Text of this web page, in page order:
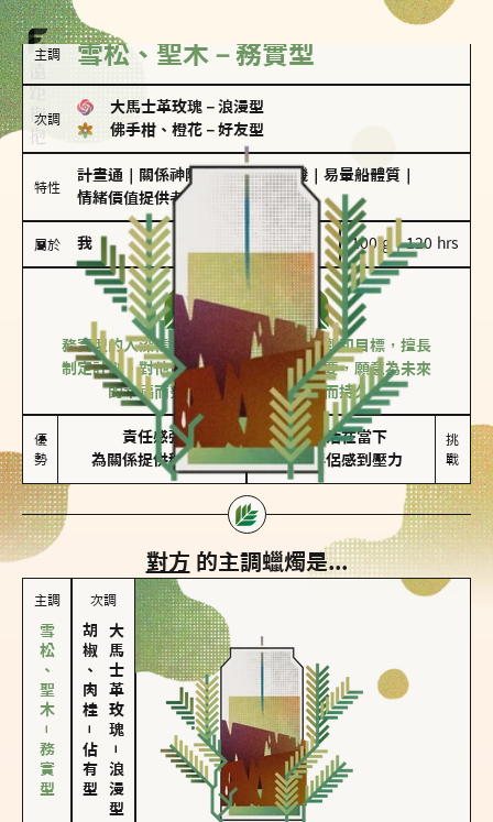
主調 雪松、聖木－務實型
次調
大馬士革玫瑰 － 浪漫型
佛手柑、橙花 － 好友型
特性
計畫通 關係神隊友 驚喜製造機 易暈船體質
情緒價值提供者
屬於 我 100 g｜120 hrs
務實型
雪松、聖木
務實型的人深信愛情立基於共同的價值觀和目標，擅長
制定計劃。對他們來說，感情穩定最重要，願意為未來
的幸福而努力，讓愛情變得踏實而持久。
優
勢
責任感強
為關係提供穩定度
較難活在當下
易讓伴侶感到壓力
挑
戰
對方 的主調蠟燭是...
主調
雪松、聖木－務實型
次調
胡椒、肉桂
－
佔有型
大馬士革玫瑰
－
浪漫型